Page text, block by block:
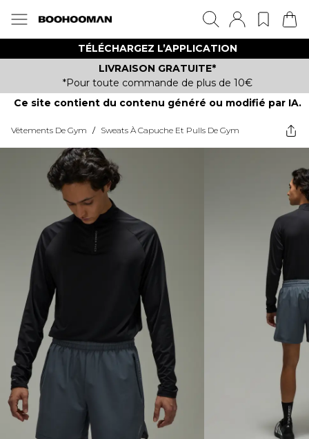
TÉLÉCHARGEZ L’APPLICATION
LIVRAISON GRATUITE*
*Pour toute commande de plus de 10€
Ce site contient du contenu généré ou modifié par IA.
Vêtements De Gym / Sweats À Capuche Et Pulls De Gym